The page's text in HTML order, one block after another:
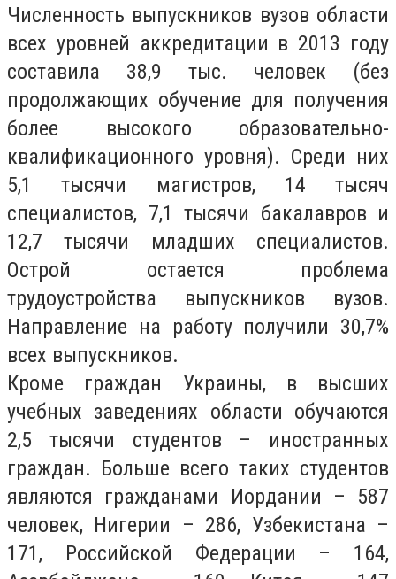
Численность выпускников вузов области
всех уровней аккредитации в 2013 году
составила 38,9 тыс. человек (без
продолжающих обучение для получения
более высокого образовательно-
квалификационного уровня). Среди них
5,1 тысячи магистров, 14 тысяч
специалистов, 7,1 тысячи бакалавров и
12,7 тысячи младших специалистов.
Острой остается проблема
трудоустройства выпускников вузов.
Направление на работу получили 30,7%
всех выпускников.
Кроме граждан Украины, в высших
учебных заведениях области обучаются
2,5 тысячи студентов – иностранных
граждан. Больше всего таких студентов
являются гражданами Иордании – 587
человек, Нигерии – 286, Узбекистана –
171, Российской Федерации – 164,